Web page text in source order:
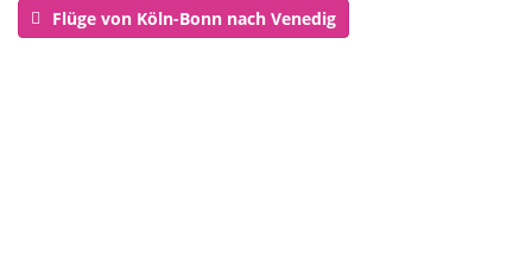
Flüge von Köln-Bonn nach Venedig